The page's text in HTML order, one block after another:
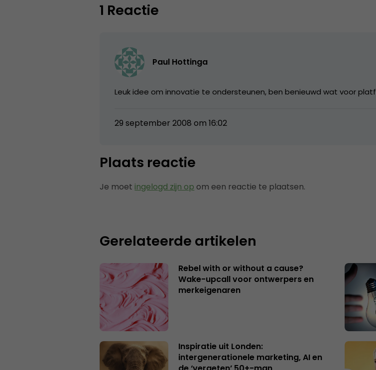
1 Reactie
Paul Hottinga
Leuk idee om innovatie te ondersteunen, ben benieuwd wat voor
29 september 2008 om 16:02
Plaats reactie
Je moet ingelogd zijn op om een reactie te plaatsen.
Gerelateerde artikelen
Rebel with or without a cause?
Wake-upcall voor ontwerpers en
merkeigenaren
Inspiratie uit Londen:
intergenerationele marketing, AI en